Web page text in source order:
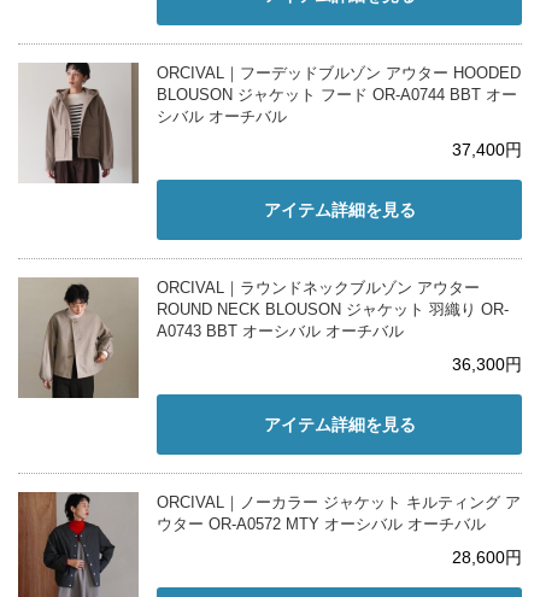
ORCIVAL｜フーデッドブルゾン アウター HOODED
BLOUSON ジャケット フード OR-A0744 BBT オー
シバル オーチバル
37,400円
アイテム詳細を見る
ORCIVAL｜ラウンドネックブルゾン アウター
ROUND NECK BLOUSON ジャケット 羽織り OR-
A0743 BBT オーシバル オーチバル
36,300円
アイテム詳細を見る
ORCIVAL｜ノーカラー ジャケット キルティング ア
ウター OR-A0572 MTY オーシバル オーチバル
28,600円